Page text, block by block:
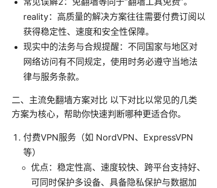
reality：高质量的解决方案往往需要付费订阅以
获得稳定性、速度和安全性保障。
现实中的法务与合规提醒：不同国家与地区对
网络访问有不同规定，使用时务必遵守当地法
律与服务条款。
二、主流免翻墙方案对比 以下对比以常见的几类
方案为核心，帮助你快速判断哪种更适合你。
付费VPN服务（如 NordVPN、ExpressVPN
等）
优点：稳定性高、速度较快、跨平台支持好、
可同时保护多设备、具备隐私保护与数据加